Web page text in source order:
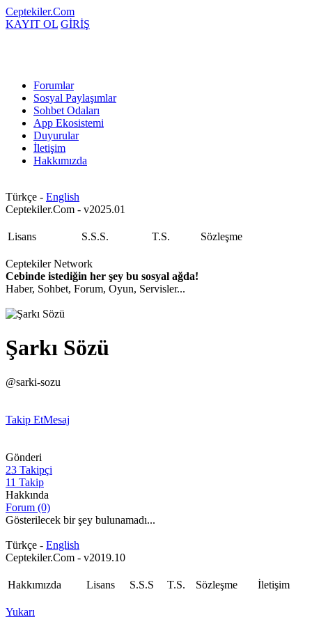
Ceptekiler.Com
KAYIT OL GİRİŞ
Forumlar
Sosyal Paylaşımlar
Sohbet Odaları
App Ekosistemi
Duyurular
İletişim
Hakkımızda
Türkçe - English
Ceptekiler.Com - v2025.01
Lisans S.S.S. T.S. Sözleşme
Ceptekiler Network
Cebinde istediğin her şey bu sosyal ağda!
Haber, Sohbet, Forum, Oyun, Servisler...
Şarkı Sözü
@sarki-sozu
Takip EtMesaj
Gönderi
23 Takipçi
11 Takip
Hakkında
Forum (0)
Gösterilecek bir şey bulunamadı...
Türkçe - English
Ceptekiler.Com - v2019.10
Hakkımızda Lisans S.S.S T.S. Sözleşme İletişim
Yukarı